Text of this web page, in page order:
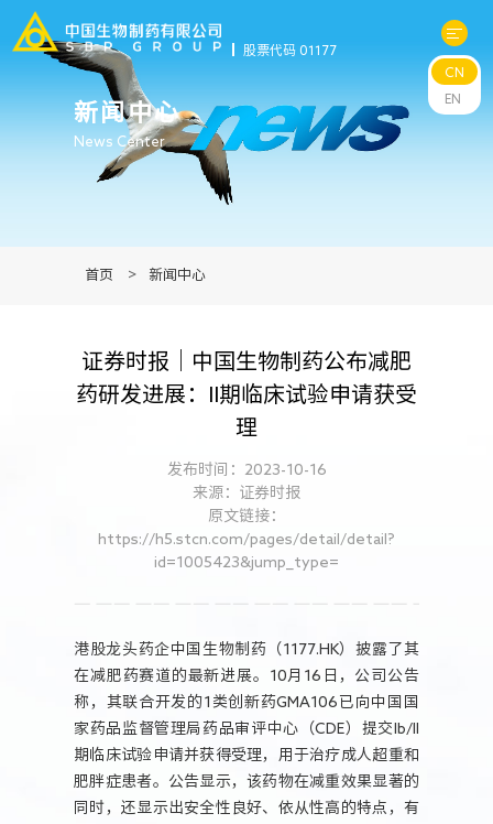
股票代码 01177
可持续发展
CN
EN
新闻中心
News Center
首页 > 新闻中心
证券时报｜中国生物制药公布减肥
药研发进展：II期临床试验申请获受
理
发布时间：2023-10-16
来源：证券时报
原文链接：
https://h5.stcn.com/pages/detail/detail?
id=1005423&jump_type=
港股龙头药企中国生物制药（1177.HK）披露了其
在减肥药赛道的最新进展。10月16日，公司公告
称，其联合开发的1类创新药GMA106已向中国国
家药品监督管理局药品审评中心（CDE）提交Ib/II
期临床试验申请并获得受理，用于治疗成人超重和
肥胖症患者。公告显示，该药物在减重效果显著的
同时，还显示出安全性良好、依从性高的特点，有